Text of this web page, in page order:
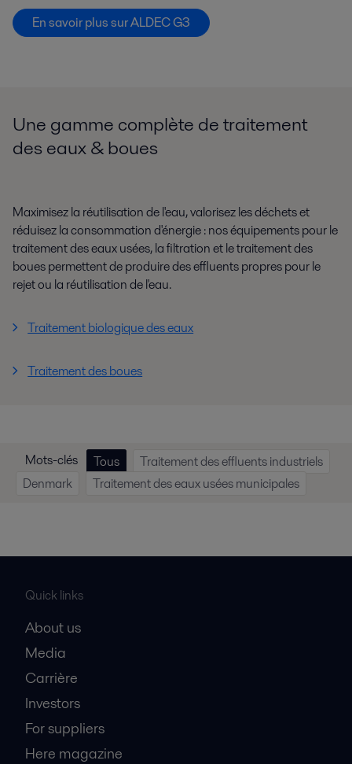
En savoir plus sur ALDEC G3
Une gamme complète de traitement
des eaux & boues
Maximisez la réutilisation de l'eau, valorisez les déchets et
réduisez la consommation d'énergie : nos équipements pour le
traitement des eaux usées, la filtration et le traitement des
boues permettent de produire des effluents propres pour le
rejet ou la réutilisation de l'eau.
Traitement biologique des eaux
Traitement des boues
Mots-clés Tous
Traitement des effluents industriels
Denmark
Traitement des eaux usées municipales
Quick links
About us
Media
Carrière
Investors
For suppliers
Here magazine